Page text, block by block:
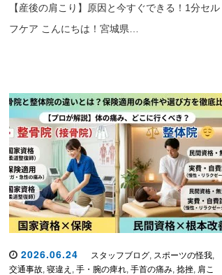
【産後の肩こり】原因と今すぐできる！1分セル
フケア こんにちは！宮城県…
2026.06.24 スタッフブログ, スポーツの怪我,
交通事故, 寝違え , 手・腕の痺れ, 手首の痛み, 捻挫, 肩こ